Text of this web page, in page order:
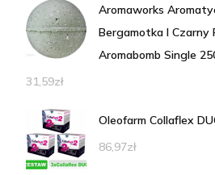
Aromaworks
Bergamotka I Czarny
Aromabomb Single
31,59zł
Oleofarm Collaflex
86,97zł